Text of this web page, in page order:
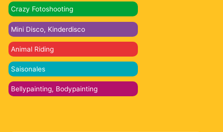
Crazy Fotoshooting
Mini Disco, Kinderdisco
Animal Riding
Saisonales
Bellypainting, Bodypainting